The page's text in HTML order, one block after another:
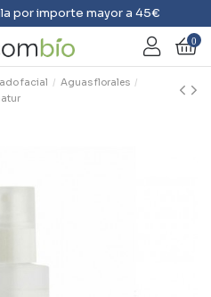
por importe mayor a 45€
0
facial
Aguas florales